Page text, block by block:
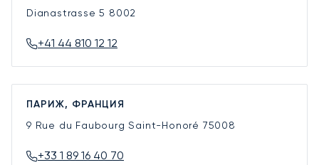
Dianastrasse 5 8002
+41 44 810 12 12
ПАРИЖ, ФРАНЦИЯ
9 Rue du Faubourg Saint-Honoré 75008
+33 1 89 16 40 70